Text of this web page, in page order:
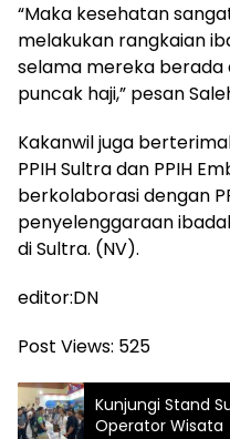
“Maka kesehatan
melakukan rangkaian
selama mereka berada
puncak haji,” pesan
Kakanwil juga
PPIH Sultra dan PPIH
berkolaborasi dengan
penyelenggaraan
di Sultra. (NV).
editor:DN
Post Views: 525
Kunjungi Stand
Operator Wisata